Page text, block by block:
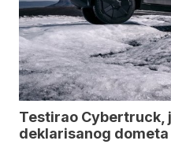
Testirao Cybertruck,
deklarisanog dometa